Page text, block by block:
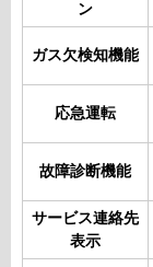
ン
ガス欠検知機能
応急運転
故障診断機能
サービス連絡先
表示